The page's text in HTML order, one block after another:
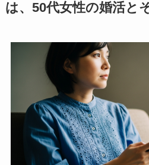
は、50代女性の婚活と